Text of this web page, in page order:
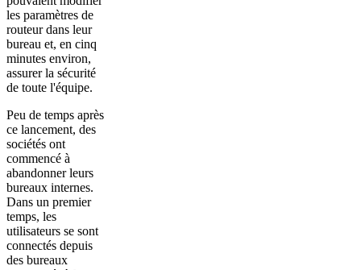
les paramètres de
routeur dans leur
bureau et, en cinq
minutes environ,
assurer la sécurité
de toute l'équipe.
Peu de temps après
ce lancement, des
sociétés ont
commencé à
abandonner leurs
bureaux internes.
Dans un premier
temps, les
utilisateurs se sont
connectés depuis
des bureaux